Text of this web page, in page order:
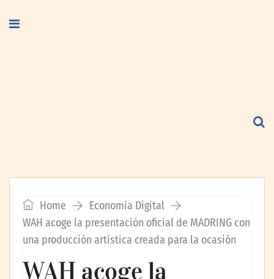
Home
Economía Digital
WAH acoge la presentación oficial de MADRING con
una producción artística creada para la ocasión
WAH acoge la